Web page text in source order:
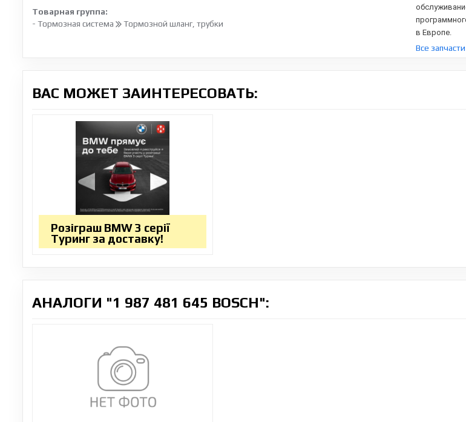
Товарная группа:
- Тормозная система
Тормозной шланг, трубки
в Европе.
Все
ВАС МОЖЕТ ЗАИНТЕРЕСОВАТЬ:
Розіграш BMW 3 серії
Туринг за доставку!
АНАЛОГИ "1 987 481 645 BOSCH":